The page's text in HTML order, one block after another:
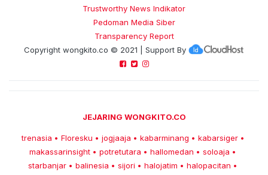
Trustworthy News Indikator
Pedoman Media Siber
Transparency Report
Copyright wongkito.co © 2021 | Support By
JEJARING WONGKITO.CO
trenasia • Floresku • jogjaaja • kabarminang • kabarsiger •
makassarinsight • potretutara • hallomedan • soloaja •
starbanjar • balinesia • sijori • halojatim • halopacitan •